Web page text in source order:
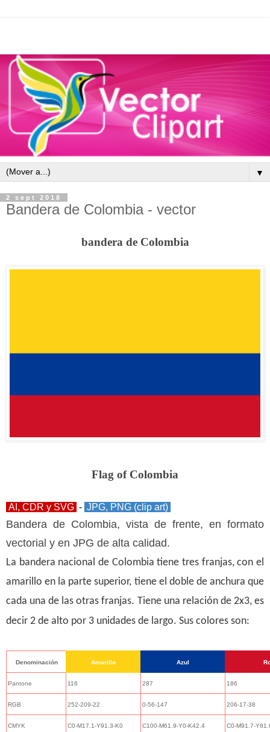
▼
2 sept 2018
Bandera de Colombia - vector
bandera de Colombia
Flag of Colombia
AI, CDR y SVG - JPG, PNG (clip art)
Bandera de Colombia, vista de frente, en formato
vectorial y en JPG de alta calidad.
La bandera nacional de Colombia tiene tres franjas, con el
amarillo en la parte superior, tiene el doble de anchura que
cada una de las otras franjas. Tiene una relación de 2x3, es
decir 2 de alto por 3 unidades de largo. Sus colores son:
Denominación Amarillo Azul
Pantone 116 287 186
RGB 252-209-22 0-56-147 206-17-38
CMYK C0-M17.1-Y91.3-K0 C100-M61.9-Y0-K42.4 C0-M91.7-